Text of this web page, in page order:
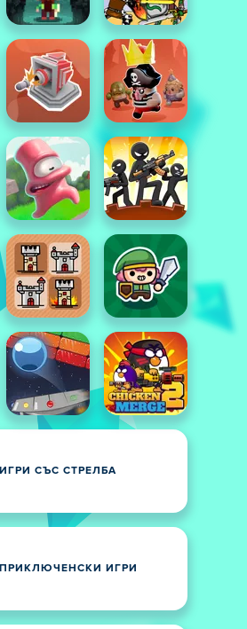
ИГРИ СЪС СТРЕЛБА
ПРИКЛЮЧЕНСКИ ИГРИ